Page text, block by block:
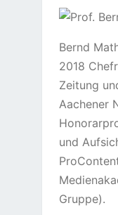
Bernd
2018
Zeitung
Aachener
und
Gruppe).